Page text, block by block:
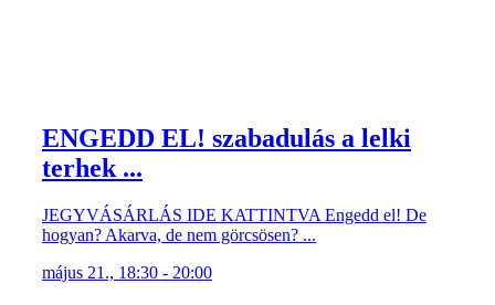
ENGEDD EL! szabadulás a lelki
terhek ...
JEGYVÁSÁRLÁS IDE KATTINTVA Engedd el! De
hogyan? Akarva, de nem görcsösen? ...
május 21., 18:30 - 20:00